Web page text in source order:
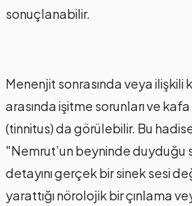
sonuçlanabilir.
Menenjit sonrasında veya
arasında işitme sorunları ve
(tinnitus) da görülebilir. Bu
"Nemrut’un beyninde duyduğu
detayını gerçek bir sinek sesi
yarattığı nörolojik bir çınlama